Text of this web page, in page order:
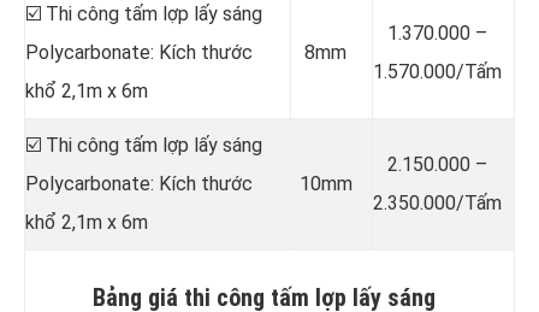
☑️ Thi công tấm lợp lấy sáng
Polycarbonate: Kích thước
khổ 2,1m x 6m
8mm
1.370.000 –
1.570.000/Tấm
☑️ Thi công tấm lợp lấy sáng
Polycarbonate: Kích thước
khổ 2,1m x 6m
10mm
2.150.000 –
2.350.000/Tấm
Bảng giá thi công tấm lợp lấy sáng